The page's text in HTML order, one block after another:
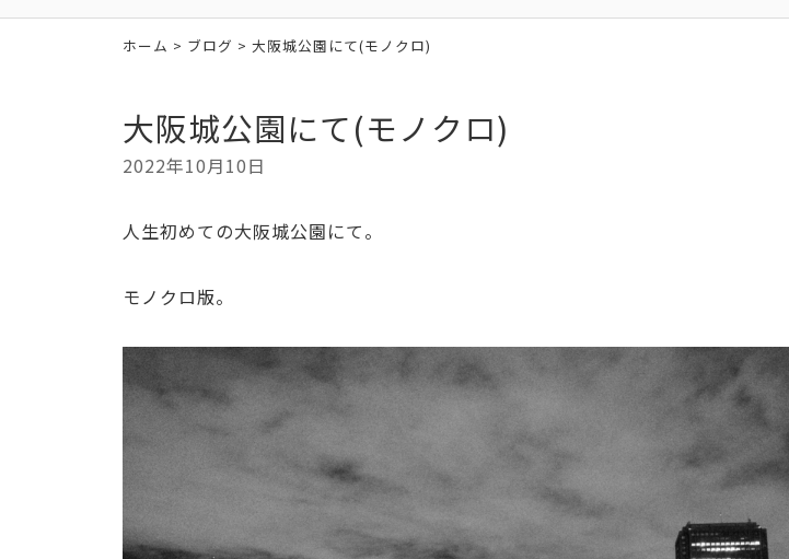
ホーム > ブログ > 大阪城公園にて(モノクロ)
大阪城公園にて(モノクロ)
2022年10月10日
人生初めての大阪城公園にて。
モノクロ版。